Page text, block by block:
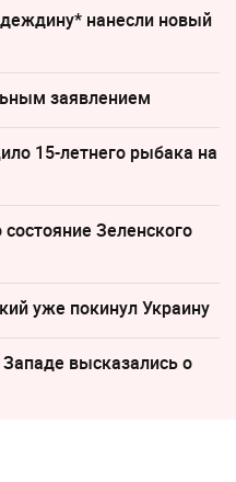
нанесли новый
заявлением
15-летнего рыбака на
Зеленского
уже покинул Украину
высказались о